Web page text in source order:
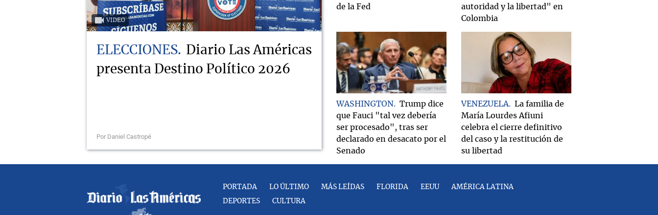
VIDEO
ELECCIONES
Diario Las Américas
presenta Destino Político 2026
Por Daniel Castropé
de la Fed
autoridad y la libertad" en
Colombia
WASHINGTON
Trump dice
que Fauci "tal vez debería
ser procesado", tras ser
declarado en desacato por el
Senado
VENEZUELA
La familia de
María Lourdes Afiuni
celebra el cierre definitivo
del caso y la restitución de
su libertad
PORTADA LO ÚLTIMO MÁS LEÍDAS FLORIDA EEUU AMÉRICA LATINA
DEPORTES CULTURA